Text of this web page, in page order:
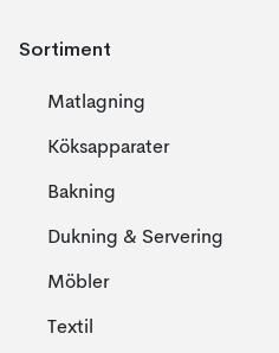
Sortiment
Matlagning
Köksapparater
Bakning
Dukning & Servering
Möbler
Textil